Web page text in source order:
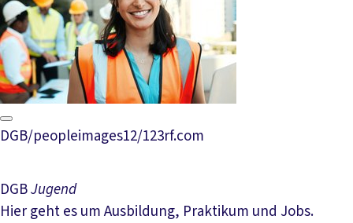
DGB/peopleimages12/123rf.com
DGBJugend
Hier geht es um Ausbildung, Praktikum und Jobs.